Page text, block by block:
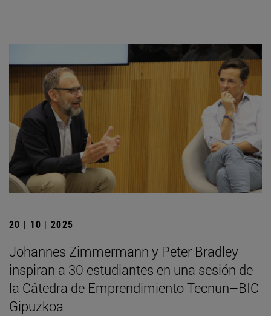
20 | 10 | 2025
Johannes Zimmermann y Peter Bradley
inspiran a 30 estudiantes en una sesión de
la Cátedra de Emprendimiento Tecnun–BIC
Gipuzkoa